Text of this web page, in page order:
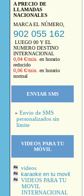
A PRECIO DE
LLAMADAS
NACIONALES
MARCA EL NÚMERO,
902 055 162
LUEGO 00 Y EL
NUMERO DESTINO
INTERNACIONAL
0,04 €/min. en horario
reducido
0,06 €/min. en horario
normal
ENVIAR SMS
» Envio de SMS
personalizados sin
límite
VIDEOS PARA TU
MÓVIL
videos
karaoke en tu movil
VIDEOS PARA TU
MOVIL
INTERNACIONAL